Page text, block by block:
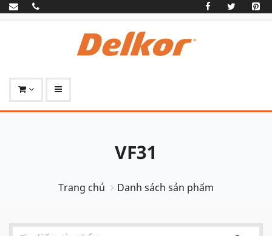
VF31
Trang chủ Danh sách sản phẩm